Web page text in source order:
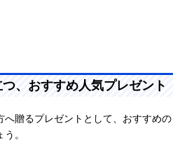
、おすすめ人気プレゼント
へ贈るプレゼントとして、おすすめの
。